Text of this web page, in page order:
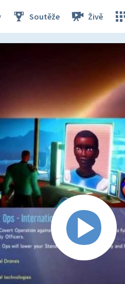
Soutěže Živě